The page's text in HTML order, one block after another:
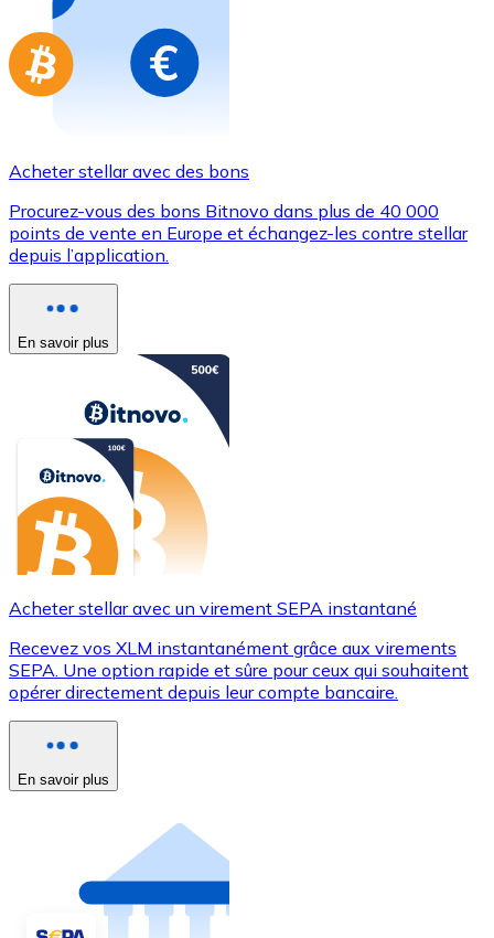
Aller à la boutique de cartes-cadeaux
Acheter stellar avec des bons
Procurez-vous des bons Bitnovo dans plus de 40 000
points de vente en Europe et échangez-les contre stellar
depuis l’application.
En savoir plus
Acheter stellar avec un virement SEPA instantané
Recevez vos XLM instantanément grâce aux virements
SEPA. Une option rapide et sûre pour ceux qui souhaitent
opérer directement depuis leur compte bancaire.
En savoir plus